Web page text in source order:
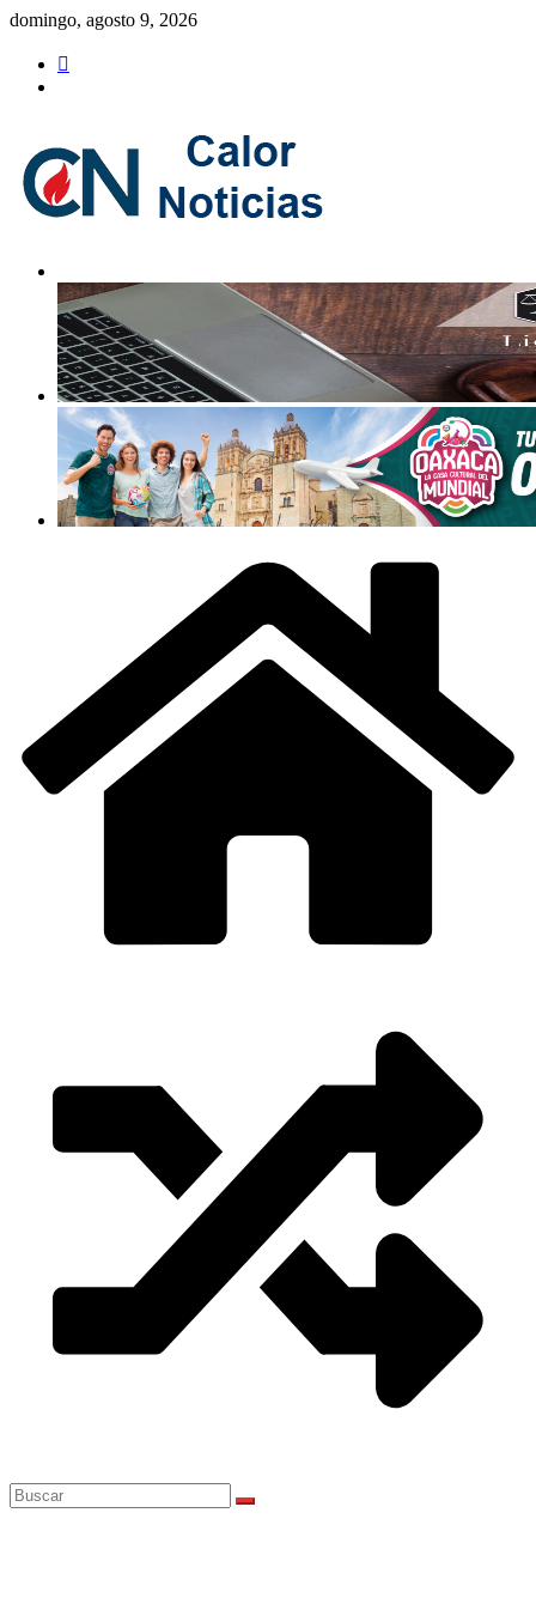
Saltar
contenido
domingo, agosto 9, 2026